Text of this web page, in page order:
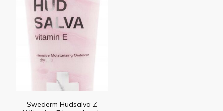
Swederm Hudsalva Z